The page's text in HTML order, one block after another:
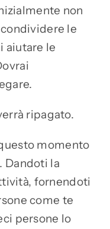
non
le
aiutare le
ripagato.
momento
Dandoti la
fornendoti
come te
persone lo